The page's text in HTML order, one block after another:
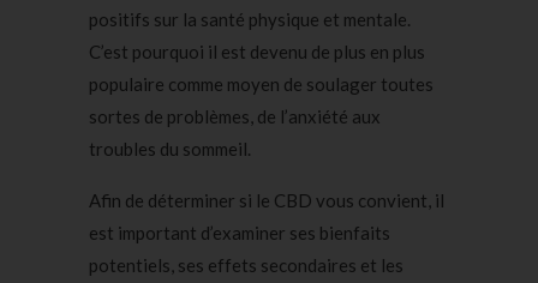
positifs sur la santé physique et mentale.
C’est pourquoi il est devenu de plus en plus
populaire comme moyen de soulager toutes
sortes de problèmes, de l’anxiété aux
troubles du sommeil.
Afin de déterminer si le CBD vous convient, il
est important d’examiner ses bienfaits
potentiels, ses effets secondaires et les